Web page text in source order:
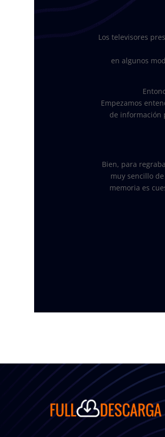
Los televisores
en algunos
Empezamos
de información
Bien, para
muy sencillo
memoria es